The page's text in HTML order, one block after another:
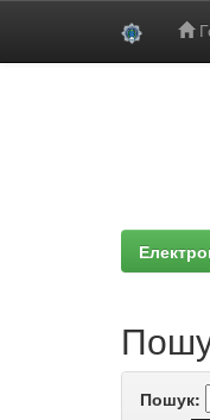
Пошук: